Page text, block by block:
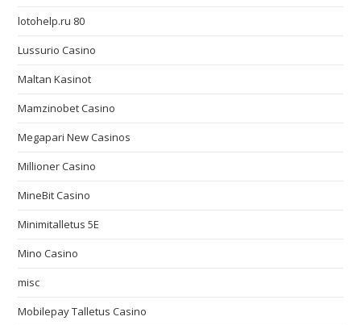
lotohelp.ru 80
Lussurio Casino
Maltan Kasinot
Mamzinobet Casino
Megapari New Casinos
Millioner Casino
MineBit Casino
Minimitalletus 5E
Mino Casino
misc
Mobilepay Talletus Casino